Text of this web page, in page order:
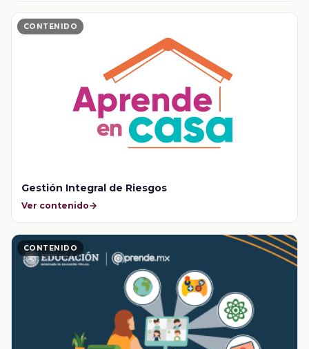
CONTENIDO
Gestión Integral de Riesgos
Ver contenido
CONTENIDO